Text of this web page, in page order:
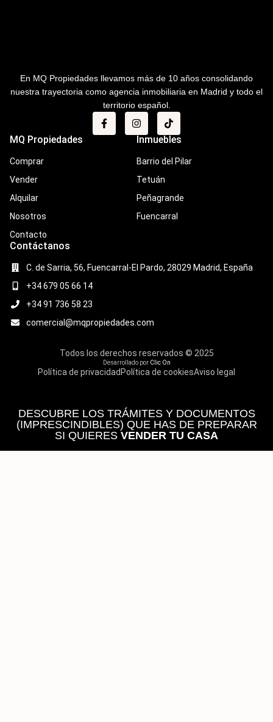
En MQ Propiedades llevamos más de 10 años consolidando
nuestra trayectoria como agencia inmobiliaria en Madrid y todo el
territorio español.
MQ Propiedades
Comprar
Vender
Alquilar
Nosotros
Contacto
Inmuebles
Barrio del Pilar
Tetuán
Peñagrande
Fuencarral
Contáctanos
C. de Sarria, 56, Fuencarral-El Pardo, 28029 Madrid, España
+34 679 05 66 14
+34 91 736 58 23
comercial@mqpropiedades.com
Todos los derechos reservados © 2025
Desarrollado por Clic On
Política de privacidad Política de cookiesAviso legal
DESCUBRE LOS TRÁMITES Y DOCUMENTOS
(IMPRESCINDIBLES) QUE HAS DE PREPARAR
SI QUIERES VENDER TU CASA